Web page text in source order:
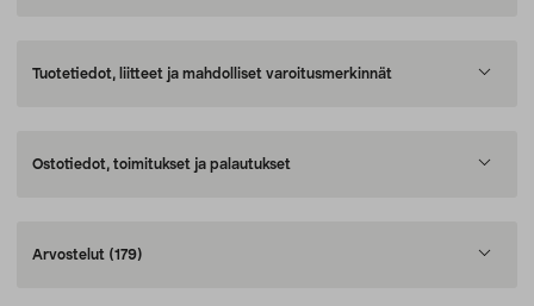
Tuotetiedot, liitteet ja mahdolliset varoitusmerkinnät
Ostotiedot, toimitukset ja palautukset
Arvostelut (179)